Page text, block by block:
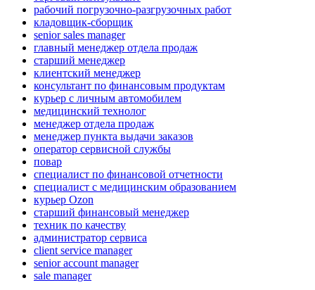
рабочий погрузочно-разгрузочных работ
кладовщик-сборщик
senior sales manager
главный менеджер отдела продаж
старший менеджер
клиентский менеджер
консультант по финансовым продуктам
курьер с личным автомобилем
медицинский технолог
менеджер отдела продаж
менеджер пункта выдачи заказов
оператор сервисной службы
повар
специалист по финансовой отчетности
специалист с медицинским образованием
курьер Ozon
старший финансовый менеджер
техник по качеству
администратор сервиса
client service manager
senior account manager
sale manager